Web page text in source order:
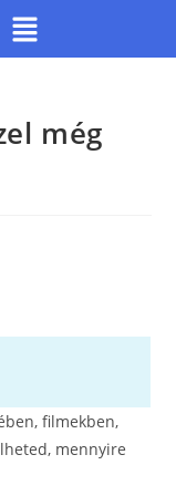
még
filmekben,
mennyire